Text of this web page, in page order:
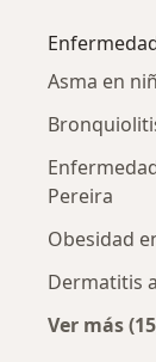
Asma en
Pereira
Obesidad
Dermatitis
Ver más